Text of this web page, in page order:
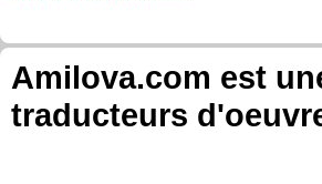
Amilova.com est
traducteurs